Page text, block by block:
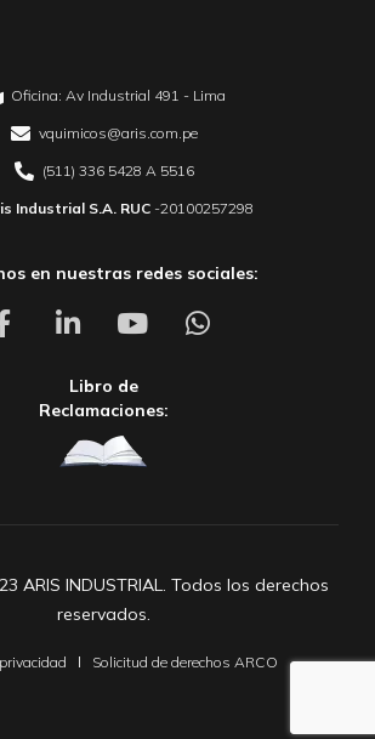
Oficina: Av Industrial 491 - Lima
vquimicos@aris.com.pe
(511) 336 5428 A 5516
Industrial S.A. RUC -20100257298
en nuestras redes sociales:
Libro de
Reclamaciones:
ARIS INDUSTRIAL. Todos los derechos
reservados.
Solicitud de derechos ARCO